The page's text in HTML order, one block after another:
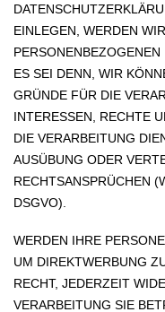
EINLEGEN, WERDEN
ES SEI DENN, WIR
GRÜNDE FÜR DIE
INTERESSEN, RECHTE
DIE VERARBEITUNG
AUSÜBUNG ODER
RECHTSANSPRÜCHEN
DSGVO).
WERDEN IHRE
UM DIREKTWERBUNG
RECHT, JEDERZEIT
VERARBEITUNG SIE